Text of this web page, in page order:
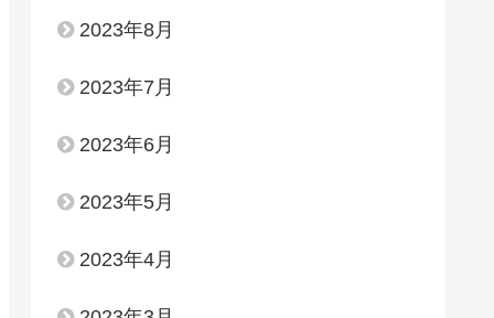
2023年8月
2023年7月
2023年6月
2023年5月
2023年4月